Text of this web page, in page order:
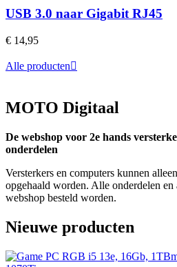
USB 3.0 naar Gigabit RJ45
€ 14,95
Alle producten
MOTO Digitaal
De webshop voor 2e hands
onderdelen
Versterkers en computers kunnen
opgehaald worden. Alle onderdelen en
webshop besteld worden.
Nieuwe producten